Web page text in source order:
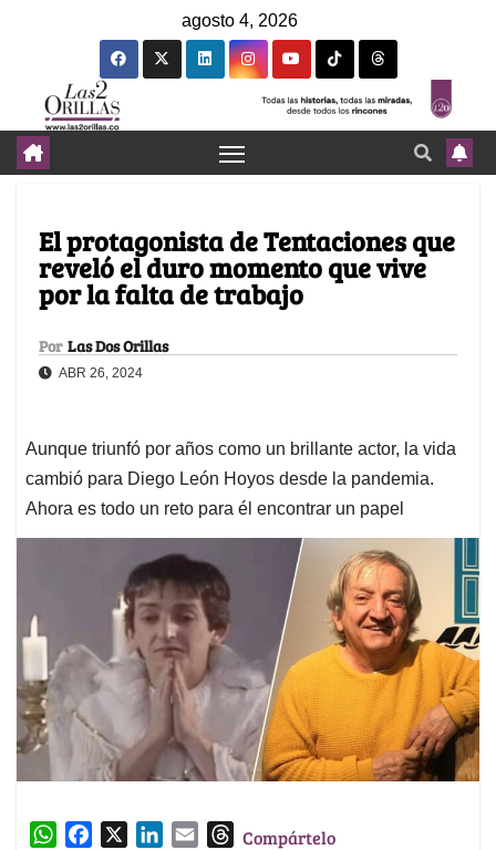
agosto 4, 2026
El protagonista de Tentaciones que
reveló el duro momento que vive
por la falta de trabajo
Por Las Dos Orillas
ABR 26, 2024
Aunque triunfó por años como un brillante actor, la vida
cambió para Diego León Hoyos desde la pandemia.
Ahora es todo un reto para él encontrar un papel
W
TCompártelo